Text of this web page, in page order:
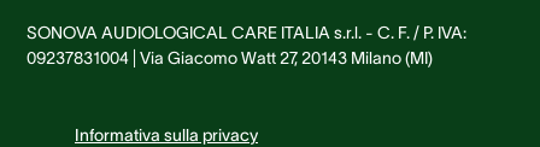
SONOVA AUDIOLOGICAL CARE ITALIA s.r.l. - C. F. / P. IVA:
09237831004 | Via Giacomo Watt 27, 20143 Milano (MI)
Informativa sulla privacy